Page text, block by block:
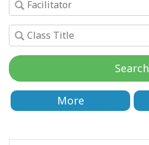
Regiões
Classes
Search
More